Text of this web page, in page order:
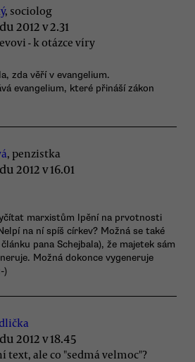
, sociolog
2012 v 2.31
- k otázce víry
zda věří v evangelium.
evangelium, které přináší zákon
, penzistka
2012 v 16.01
marxistům lpění na prvotnosti
na ní spíš církev? Možná se také
pana Schejbala), že majetek sám
Možná dokonce vygeneruje
)
2012 v 18.45
text, ale co "sedmá velmoc"?